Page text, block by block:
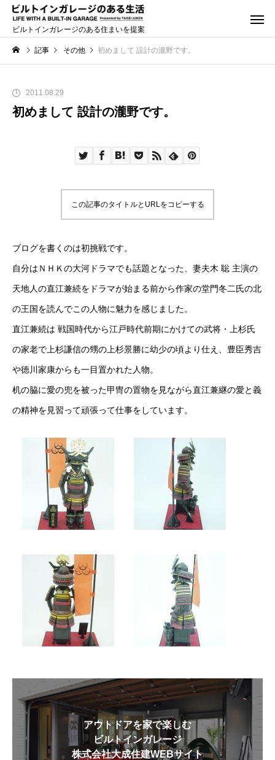
ビルトインガレージのある住まいを提案
記事 その他 初めまして 設計の瀧野です。
2011.08.29
初めまして 設計の瀧野です。
この記事のタイトルとURLをコピーする
ブログを書くのは初挑戦です。
自分はＮＨＫの大河ドラマでも話題となった、妻夫木 聡 主演の
天地人の直江兼続をドラマが始まる前から作家の堂門冬二氏の北
の王国を読んでこの人物に魅力を感じました。
直江兼続は 戦国時代から江戸時代前期にかけての武将・上杉氏
の家老で上杉謙信の甥の上杉景勝に幼少の頃より仕え、豊臣秀吉
や徳川家康からも一目置かれた人物。
机の脇に愛の兜を被った甲冑の置物を見ながら直江兼継の愛と義
の精神を見習って頑張って仕事をしています。
アウトドアを家で楽しむ
ビルトインガレージ
株式会社大成住建WEBサイト